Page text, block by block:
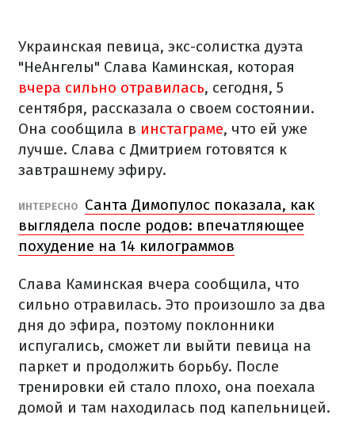
Украинская певица, экс-солистка дуэта
"НеАнгелы" Слава Каминская, которая
вчера сильно отравилась, сегодня, 5
сентября, рассказала о своем состоянии.
Она сообщила в инстаграме, что ей уже
лучше. Слава с Дмитрием готовятся к
завтрашнему эфиру.
ИНТЕРЕСНО
Санта Димопулос показала, как
выглядела после родов: впечатляющее
похудение на 14 килограммов
Слава Каминская вчера сообщила, что
сильно отравилась. Это произошло за два
дня до эфира, поэтому поклонники
испугались, сможет ли выйти певица на
паркет и продолжить борьбу. После
тренировки ей стало плохо, она поехала
домой и там находилась под капельницей.